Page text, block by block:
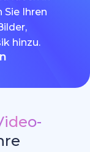
Sie Ihren
hinzu.